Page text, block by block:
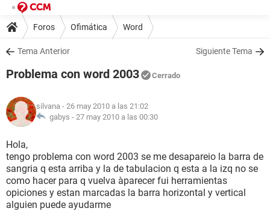
Foros Ofimática Word
Tema Anterior Siguiente Tema
Problema con word 2003 Cerrado
silvana - 26 may 2010 a las 21:02
gabys - 27 may 2010 a las 00:30
Hola,
tengo problema con word 2003 se me desapareio la barra de
sangria q esta arriba y la de tabulacion q esta a la izq no se
como hacer para q vuelva àparecer fui herramientas
opiciones y estan marcadas la barra horizontal y vertical
alguien puede ayudarme